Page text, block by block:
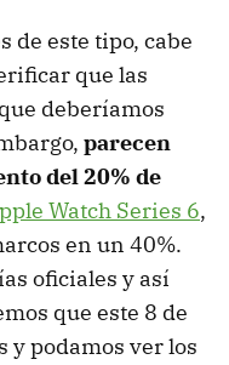
de este tipo, cabe
que las
deberíamos
parecen
del 20% de
Watch Series 6,
en un 40%.
oficiales y así
que este 8 de
y podamos ver los